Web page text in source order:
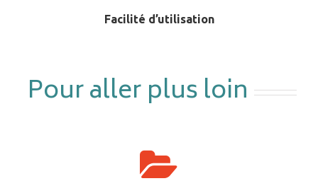
Facilité d’utilisation
Pour aller plus loin